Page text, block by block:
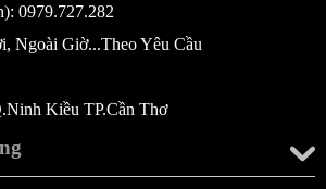
0979.727.282
Ngoài Giờ...Theo Yêu Cầu
Kiều TP.Cần Thơ